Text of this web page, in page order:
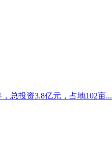
总投资3.8亿元，占地102亩...